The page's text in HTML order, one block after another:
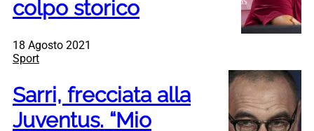
colpo storico
18 Agosto 2021
Sport
Sarri, frecciata alla
Juventus. “Mio